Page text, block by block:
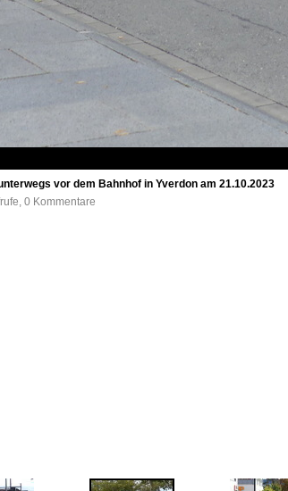
vor dem Bahnhof in Yverdon am 21.10.2023
0 Kommentare